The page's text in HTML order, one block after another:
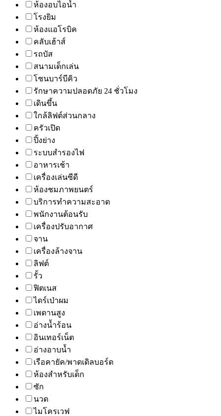
ห้องอบไอน้ำ
โรงยิม
ห้องแอโรบิค
คลับเฮ้าส์
รถบัส
สนามเด็กเล่น
โซนบาร์บีคิว
รักษาความปลอดภัย 24 ชั่วโมง
เดินขึ้น
ใกล้ลิฟต์ส่วนกลาง
ครัวเปิด
ปิ้งย่าง
ระบบสำรองไฟ
อาหารเช้า
เครื่องเล่นซีดี
ห้องชมภาพยนตร์
บริการทำความสะอาด
พนักงานต้อนรับ
เครื่องปรับอากาศ
จาน
เครื่องล้างจาน
ลิฟต์
รั้ว
ฟิตเนส
ไดร์เป่าผม
เพดานสูง
อ่างน้ำร้อน
อินเทอร์เน็ต
อ่างอาบน้ำ
เรือคายัค/พาดเดิลบอร์ด
ห้องสำหรับเด็ก
ซัก
นวด
ไมโครเวฟ